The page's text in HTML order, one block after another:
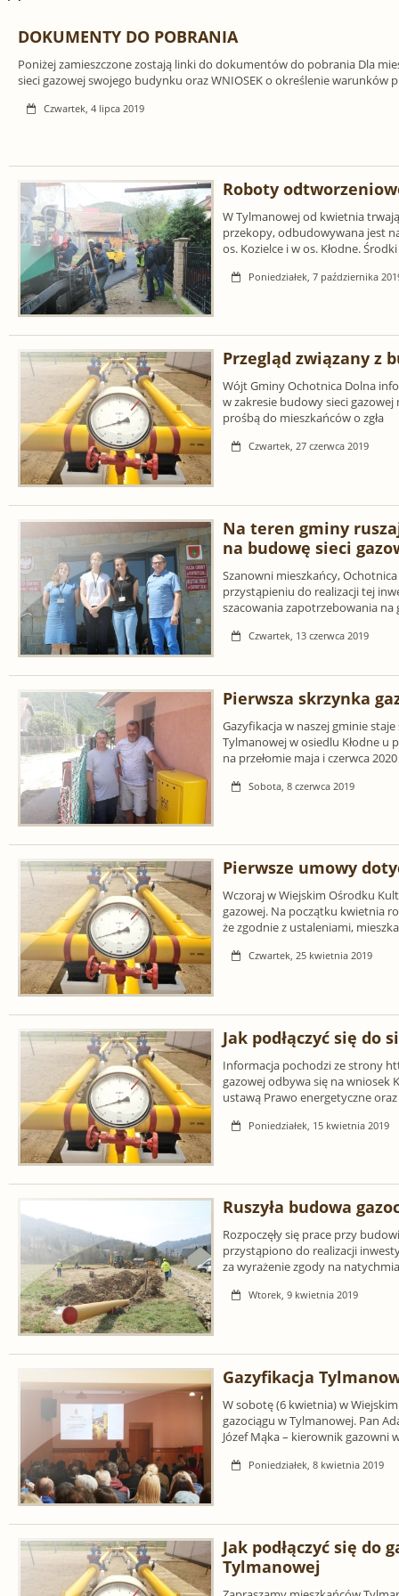
DOKUMENTY DO POBRANIA
Poniżej zamieszczone zostają linki do dokumentów do pobrania Dla
sieci gazowej swojego budynku oraz WNIOSEK o określenie warunków
Czwartek, 4 lipca 2019
Roboty
W Tylmanowej od kwietnia
przekopy, odbudowywana jest
os. Kozielce i w os. Kłodne.
Poniedziałek, 7 października
Przegląd związany z
Wójt Gminy Ochotnica Dolna
w zakresie budowy sieci
prośbą do mieszkańców o zgła
Czwartek, 27 czerwca 2019
Na teren gminy
na budowę sieci
Szanowni mieszkańcy,
przystąpieniu do realizacji tej
szacowania zapotrzebowania na
Czwartek, 13 czerwca 2019
Pierwsza skrzynka
Gazyfikacja w naszej gminie
Tylmanowej w osiedlu Kłodne u
na przełomie maja i czerwca
Sobota, 8 czerwca 2019
Pierwsze umowy
Wczoraj w Wiejskim Ośrodku
gazowej. Na początku kwietnia
że zgodnie z ustaleniami,
Czwartek, 25 kwietnia 2019
Jak podłączyć się do
Informacja pochodzi ze strony
gazowej odbywa się na wniosek
ustawą Prawo energetyczne
Poniedziałek, 15 kwietnia 2019
Ruszyła budowa
Rozpoczęły się prace przy
przystąpiono do realizacji
za wyrażenie zgody na
Wtorek, 9 kwietnia 2019
Gazyfikacja
W sobotę (6 kwietnia) w
gazociągu w Tylmanowej. Pan
Józef Mąka – kierownik gazowni
Poniedziałek, 8 kwietnia 2019
Jak podłączyć się
Tylmanowej